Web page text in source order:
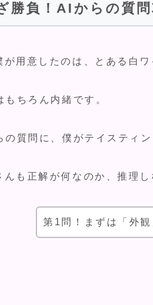
勝負！AIからの質
が用意したのは、とある白ワ
もちろん内緒です。
の質問に、僕がテイスティ
んも正解が何なのか、推理し
第1問！まずは「外